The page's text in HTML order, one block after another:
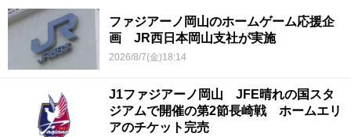
ファジアーノ岡山のホームゲーム応援企
画 JR西日本岡山支社が実施
2026/8/7(金)18:14
J1ファジアーノ岡山 JFE晴れの国スタ
ジアムで開催の第2節長崎戦 ホームエリ
アのチケット完売